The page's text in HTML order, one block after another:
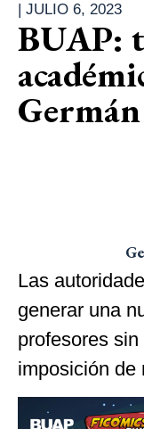
JULIO 6, 2023
BUAP:
Las
generar una
profesores
imposición de